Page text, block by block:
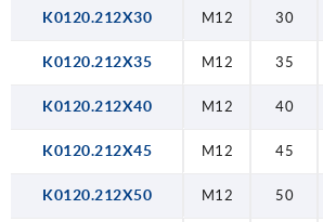
K0120.212X30 M12 30
K0120.212X35 M12 35
K0120.212X40 M12 40
K0120.212X45 M12 45
K0120.212X50 M12 50